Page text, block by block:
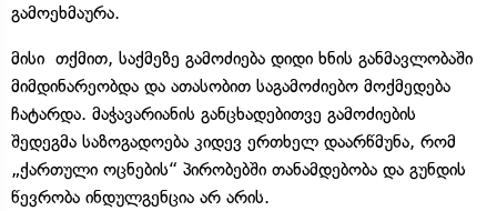
გამოეხმაურა.
მისი თქმით, საქმეზე გამოძიება დიდი ხნის განმავლობაში
მიმდინარეობდა და ათასობით საგამოძიებო მოქმედება
ჩატარდა. მაჭავარიანის განცხადებითვე გამოძიების
შედეგმა საზოგადოება კიდევ ერთხელ დაარწმუნა, რომ
„ქართული ოცნების“ პირობებში თანამდებობა და გუნდის
წევრობა ინდულგენცია არ არის.